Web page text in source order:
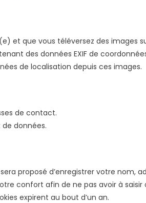
et que vous téléversez des images
des données EXIF de
de localisation depuis ces images.
de contact.
données.
proposé d’enregistrer votre nom,
confort afin de ne pas avoir à
expirent au bout d’un an.